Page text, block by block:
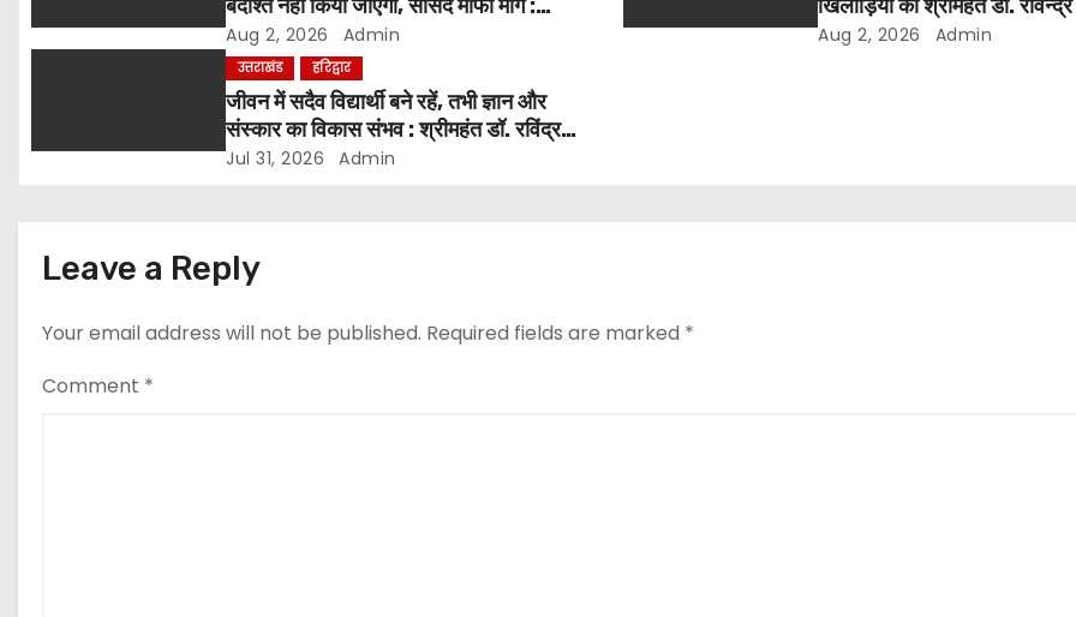
t
बर्दाश्त नहीं किया जाएगा, सांसद माफी मांगें :
श्रीमहंत डॉ. रविंद्र पुरी महाराज
Aug 2, 2026 Admin
खिलाड़ियों का श्रीमहंत डॉ.
सम्मान
Aug 2, 2026 Admin
उत्तराखंड हरिद्वार
जीवन में सदैव विद्यार्थी बने रहें, तभी ज्ञान और
संस्कार का विकास संभव : श्रीमहंत डॉ. रविंद्र
पुरी
Jul 31, 2026 Admin
Leave a Reply
Your email address will not be published. Required fields are marked *
Comment *